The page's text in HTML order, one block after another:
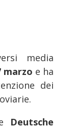
media
marzo e ha
dei
Deutsche